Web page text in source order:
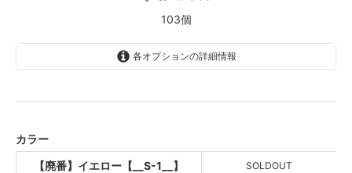
103個
各オプションの詳細情報
パープル【__S-3__】
カラー
【廃番】イエロー【__S-1__】
SOLDOUT